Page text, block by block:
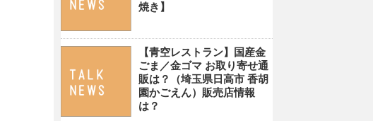
焼き】
【青空レストラン】国産金
ごま／金ゴマ お取り寄せ通
販は？（埼玉県日高市 香胡
園かごえん）販売店情報
は？